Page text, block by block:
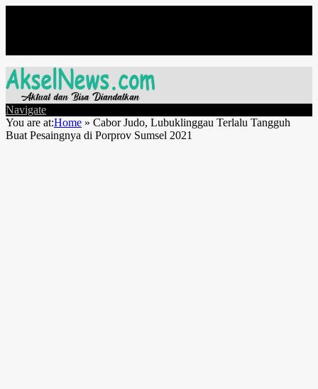
Navigate
You are at:Home » Cabor Judo, Lubuklinggau Terlalu Tangguh
Buat Pesaingnya di Porprov Sumsel 2021